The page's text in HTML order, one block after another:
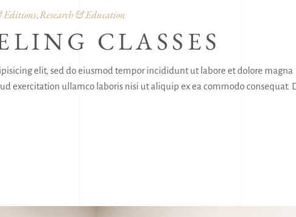
zu
regeln.
Editions, Research & Education
CLASSES
elit, sed do eiusmod tempor incididunt ut labore et dolore magna
exercitation ullamco laboris nisi ut aliquip ex ea commodo consequat.